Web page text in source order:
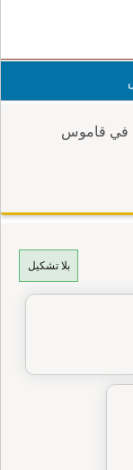
في قاموس
بلا تشكيل